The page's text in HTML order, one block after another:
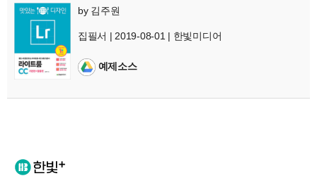
by 김주원
집필서 | 2019-08-01 | 한빛미디어
예제소스